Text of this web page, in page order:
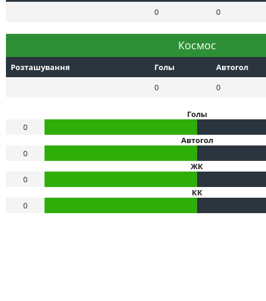
0
0
Космос
Розташування Голы
Автогол
0
0
Голы
0
Автогол
0
ЖК
0
КК
0